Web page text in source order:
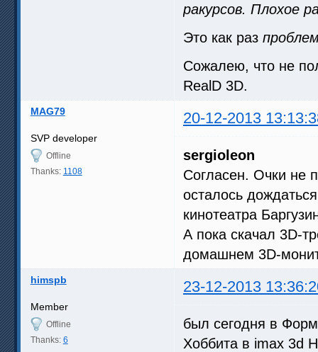
ракурсов. Плохое
Это как раз
Сожалею, что не
RealD 3D.
MAG79 20-12-2013
SVP developer
Offline
Thanks: 1108
sergioleon
Согласен. Очки не
осталось
кинотеатра
А пока скачал 3D-
домашнем 3D-
himspb 23-12-2013
Member
Offline
Thanks: 6
был сегодня в
Хоббита в imax 3d